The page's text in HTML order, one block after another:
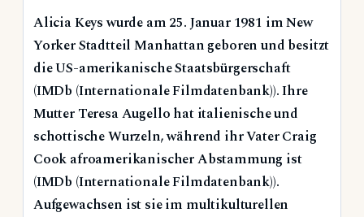
Alicia Keys wurde am 25. Januar 1981 im New
Yorker Stadtteil Manhattan geboren und besitzt
die US-amerikanische Staatsbürgerschaft
(IMDb (Internationale Filmdatenbank)). Ihre
Mutter Teresa Augello hat italienische und
schottische Wurzeln, während ihr Vater Craig
Cook afroamerikanischer Abstammung ist
(IMDb (Internationale Filmdatenbank)).
Aufgewachsen ist sie im multikulturellen